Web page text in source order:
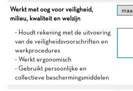
Werkt met oog voor veiligheid,
milieu, kwaliteit en welzijn
- Houdt rekening met de uitvoering
van de veiligheidsvoorschriften en
werkprocedures
- Werkt ergonomisch
- Gebruikt persoonlijke en
collectieve beschermingsmiddelen